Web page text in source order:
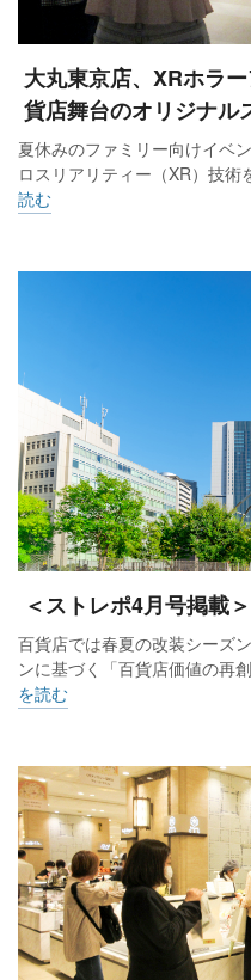
大丸東京店、XRホラ
貨店舞台のオリジナル
夏休みのファミリー向けイベ
ロスリアリティー（XR）技術
読む
＜ストレポ4月号掲載
百貨店では春夏の改装シーズ
ンに基づく「百貨店価値の再
を読む